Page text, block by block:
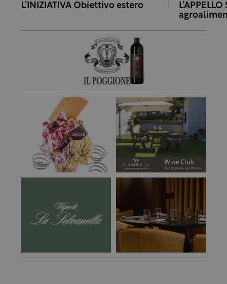
L’INIZIATIVA Obiettivo estero